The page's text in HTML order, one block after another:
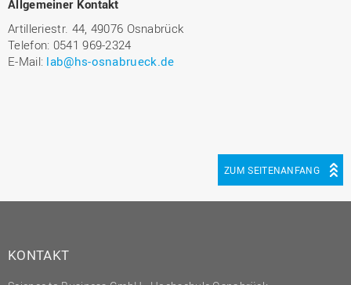
Allgemeiner Kontakt
Artilleriestr. 44, 49076 Osnabrück
Telefon: 0541 969-2324
E-Mail: lab@hs-osnabrueck.de
ZUM SEITENANFANG
KONTAKT